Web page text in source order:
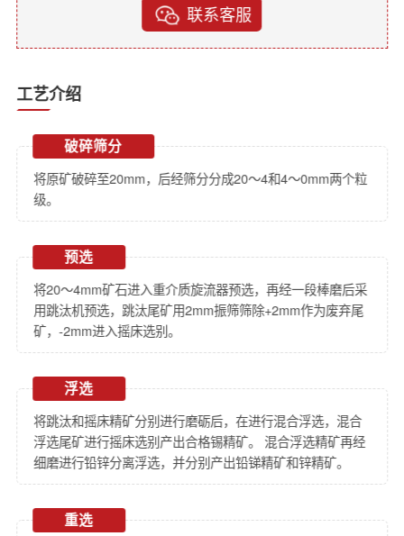
联系客服
工艺介绍
破碎筛分
将原矿破碎至20mm，后经筛分分成20～4和4～0mm两个粒
级。
预选
将20～4mm矿石进入重介质旋流器预选，再经一段棒磨后采
用跳汰机预选，跳汰尾矿用2mm振筛筛除+2mm作为废弃尾
矿，-2mm进入摇床选别。
浮选
将跳汰和摇床精矿分别进行磨砺后，在进行混合浮选，混合
浮选尾矿进行摇床选别产出合格锡精矿。 混合浮选精矿再经
细磨进行铅锌分离浮选，并分别产出铅锑精矿和锌精矿。
重选